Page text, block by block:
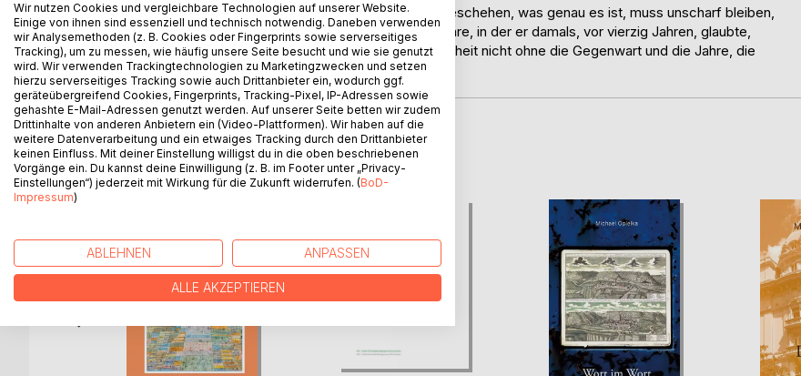
Ein Mann fährt zurück in seine Vergangenheit. Etwas ist geschehen, was genau es ist, muss unscharf bleiben,
deshalb reist er in den Süden, nach Elba, will in die Villa Mare, in der er damals, vor vierzig Jahren, glaubte,
erwachsen geworden zu sein. Aber es gibt die Vergangenheit nicht ohne die Gegenwart und die Jahre, die
dazwischen waren.
WEITERE TITEL BEIBoD
Wir nutzen Cookies und vergleichbare Technologien auf unserer Website.
Einige von ihnen sind essenziell und technisch notwendig. Daneben verwenden
wir Analysemethoden (z. B. Cookies oder Fingerprints sowie serverseitiges
Tracking), um zu messen, wie häufig unsere Seite besucht und wie sie genutzt
wird. Wir verwenden Trackingtechnologien zu Marketingzwecken und setzen
hierzu serverseitiges Tracking sowie auch Drittanbieter ein, wodurch ggf.
geräteübergreifend Cookies, Fingerprints, Tracking-Pixel, IP-Adressen sowie
gehashte E-Mail-Adressen genutzt werden. Auf unserer Seite betten wir zudem
Drittinhalte von anderen Anbietern ein (Video-Plattformen). Wir haben auf die
weitere Datenverarbeitung und ein etwaiges Tracking durch den Drittanbieter
keinen Einfluss. Mit deiner Einstellung willigst du in die oben beschriebenen
Vorgänge ein. Du kannst deine Einwilligung (z. B. im Footer unter „Privacy-
Einstellungen“) jederzeit mit Wirkung für die Zukunft widerrufen. (BoD-
Impressum)
ABLEHNEN ANPASSEN
ALLE AKZEPTIEREN